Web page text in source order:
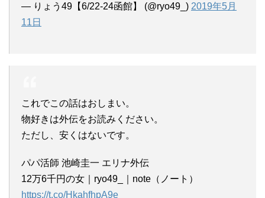
— りょう49【6/22-24函館】 (@ryo49_) 2019年5月
11日
これでこの話はおしまい。
物好きは外伝をお読みください。
ただし、安くはないです。
パパ活師 池崎圭一 エリナ外伝
12万6千円の女｜ryo49_｜note（ノート）
https://t.co/HkahfhpA9e